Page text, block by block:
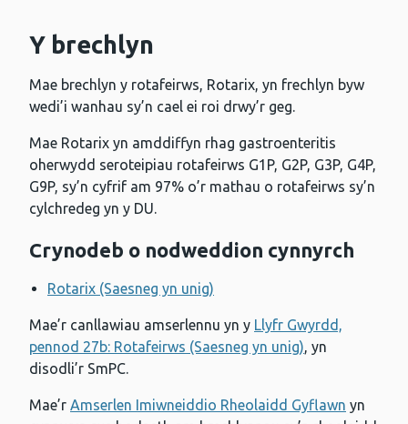
Y brechlyn
Mae brechlyn y rotafeirws, Rotarix, yn frechlyn byw
wedi’i wanhau sy’n cael ei roi drwy’r geg.
Mae Rotarix yn amddiffyn rhag gastroenteritis
oherwydd seroteipiau rotafeirws G1P, G2P, G3P, G4P,
G9P, sy’n cyfrif am 97% o’r mathau o rotafeirws sy’n
cylchredeg yn y DU.
Crynodeb o nodweddion cynnyrch
Rotarix (Saesneg yn unig)
Mae’r canllawiau amserlennu yn y Llyfr Gwyrdd,
pennod 27b: Rotafeirws (Saesneg yn unig), yn
disodli’r SmPC.
Mae’r Amserlen Imiwneiddio Rheolaidd Gyflawn yn